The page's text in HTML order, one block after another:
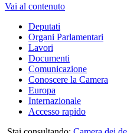
Vai al contenuto
Deputati
Organi Parlamentari
Lavori
Documenti
Comunicazione
Conoscere la Camera
Europa
Internazionale
Accesso rapido